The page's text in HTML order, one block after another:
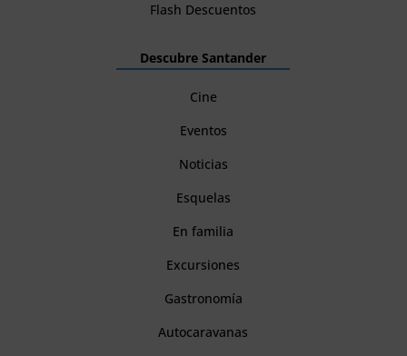
Flash Descuentos
Descubre Santander
Cine
Eventos
Noticias
Esquelas
En familia
Excursiones
Gastronomía
Autocaravanas